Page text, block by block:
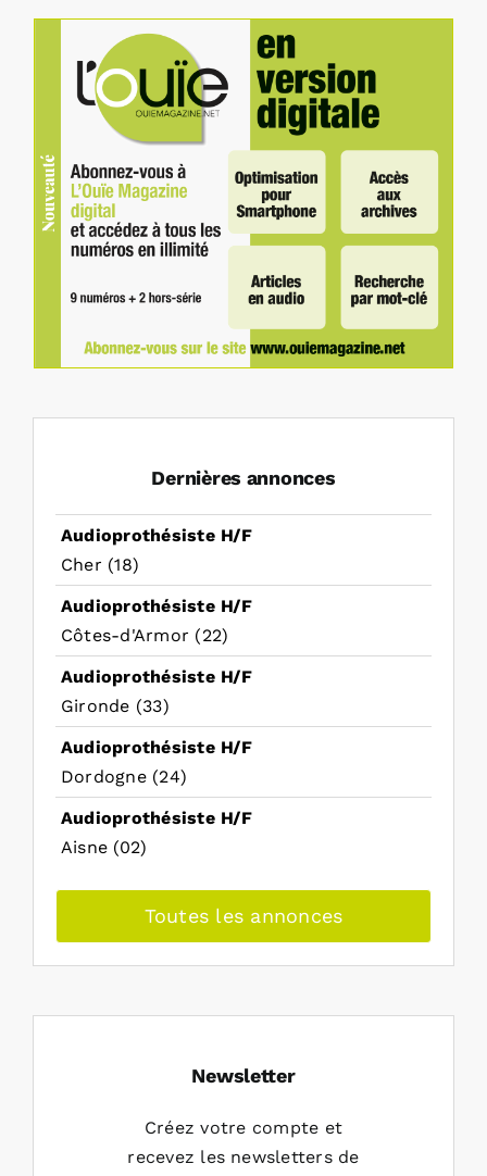
Dernières annonces
Audioprothésiste H/F
Cher (18)
Audioprothésiste H/F
Côtes-d'Armor (22)
Audioprothésiste H/F
Gironde (33)
Audioprothésiste H/F
Dordogne (24)
Audioprothésiste H/F
Aisne (02)
Toutes les annonces
Newsletter
Créez votre compte et
recevez les newsletters de